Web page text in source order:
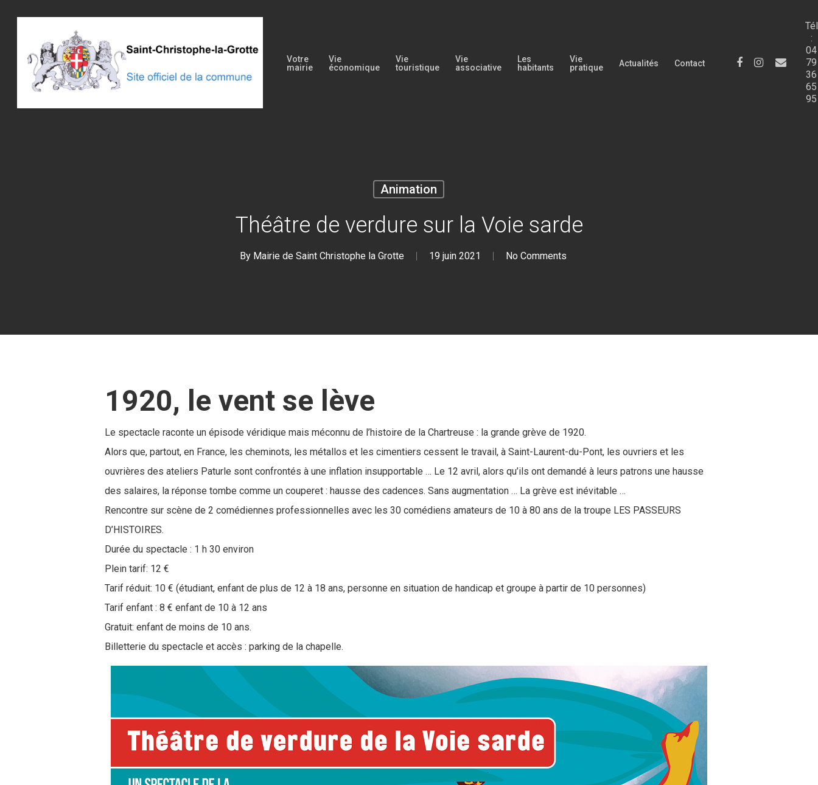
content
Votre
mairie
Vie
économique
Vie
touristique
Vie
associative
Les
habitants
Vie
pratique
Actualités Contact facebookinstagram
email
Tél
:
04
79
36
65
95
Animation
Théâtre de verdure sur la Voie sarde
By Mairie de Saint Christophe la Grotte 19 juin 2021 No Comments
1920, le vent se lève
Le spectacle raconte un épisode véridique mais méconnu de l’histoire de la Chartreuse : la grande grève de 1920.
Alors que, partout, en France, les cheminots, les métallos et les cimen­tiers cessent le travail, à Saint-Laurent-du-Pont, les ouvriers et les
ouvrières des ateliers Paturle sont confrontés à une inflation insupportable … Le 12 avril, alors qu’ils ont demandé à leurs patrons une hausse
des salaires, la réponse tombe comme un couperet : hausse des cadences. Sans augmentation … La grève est inévitable …
Rencontre sur scène de 2 comédiennes professionnelles avec les 30 comédiens amateurs de 10 à 80 ans de la troupe LES PASSEURS
D’HISTOIRES.
Durée du spectacle : 1 h 30 environ
Plein tarif: 12 €
Tarif réduit: 10 € (étudiant, enfant de plus de 12 à 18 ans, personne en situation de handicap et groupe à partir de 10 per­sonnes)
Tarif enfant : 8 € enfant de 10 à 12 ans
Gratuit: enfant de moins de 10 ans.
Billetterie du spectacle et accès : parking de la chapelle.